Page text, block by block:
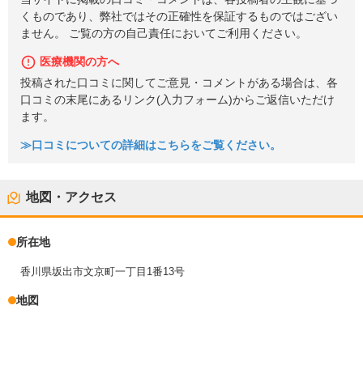
くものであり、弊社ではその正確性を保証するものではござい
ません。 ご覧の方の自己責任においてご利用ください。
医療機関の方へ
投稿された口コミに関してご意見・コメントがある場合は、各
口コミの末尾にあるリンク(入力フォーム)からご返信いただけ
ます。
≫口コミについての詳細はこちらをご覧ください。
地図・アクセス
所在地
香川県坂出市文京町一丁目1番13号
地図